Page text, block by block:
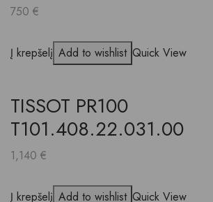
750 €
Į krepšelį Add to wishlist Quick View
TISSOT PR100
T101.408.22.031.00
1,140 €
Į krepšelį Add to wishlist Quick View